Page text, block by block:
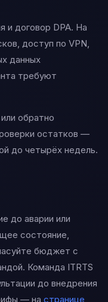
и договор DPA. На
доступ по VPN,
данных
требуют
обратно
остатков —
до четырёх недель.
до аварии или
состояние,
бюджет с
Команда ITRTS
до внедрения
— на странице